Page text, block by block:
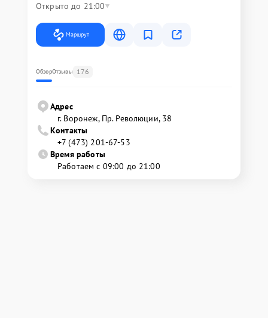
Открыто до 21:00
Маршрут
ОбзорОтзывы 176
Адрес
г. Воронеж, Пр. Революции, 38
Контакты
+7 (473) 201-67-53
Время работы
Работаем с 09:00 до 21:00